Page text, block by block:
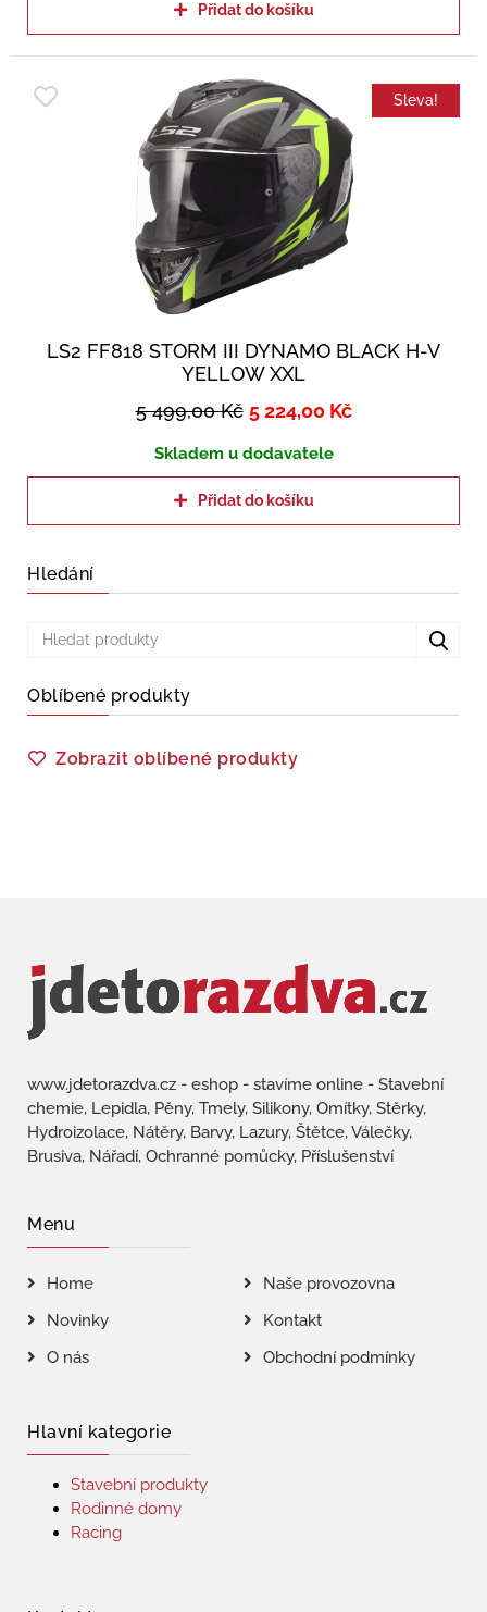
Přidat do košíku
Sleva!
LS2 FF818 STORM III DYNAMO BLACK H-V
YELLOW XXL
5 499,00Kč 5 224,00 Kč
Skladem u dodavatele
Přidat do košíku
Hledání
Oblíbené produkty
Zobrazit oblíbené produkty
www.jdetorazdva.cz - eshop - stavíme online - Stavební
chemie, Lepidla, Pěny, Tmely, Silikony, Omítky, Stěrky,
Hydroizolace, Nátěry, Barvy, Lazury, Štětce, Válečky,
Brusiva, Nářadí, Ochranné pomůcky, Příslušenství
Menu
Home
Naše provozovna
Novinky
Kontakt
O nás
Obchodní podmínky
Hlavní kategorie
Stavební produkty
Rodinné domy
Racing